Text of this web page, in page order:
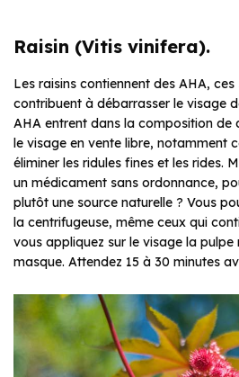
Raisin (Vitis vinifera).
Les raisins contiennent des AHA,
contribuent à débarrasser le visage
AHA entrent dans la composition de
le visage en vente libre, notamment
éliminer les ridules fines et les rides.
un médicament sans ordonnance,
plutôt une source naturelle ? Vous
la centrifugeuse, même ceux qui
vous appliquez sur le visage la pulpe
masque. Attendez 15 à 30 minutes